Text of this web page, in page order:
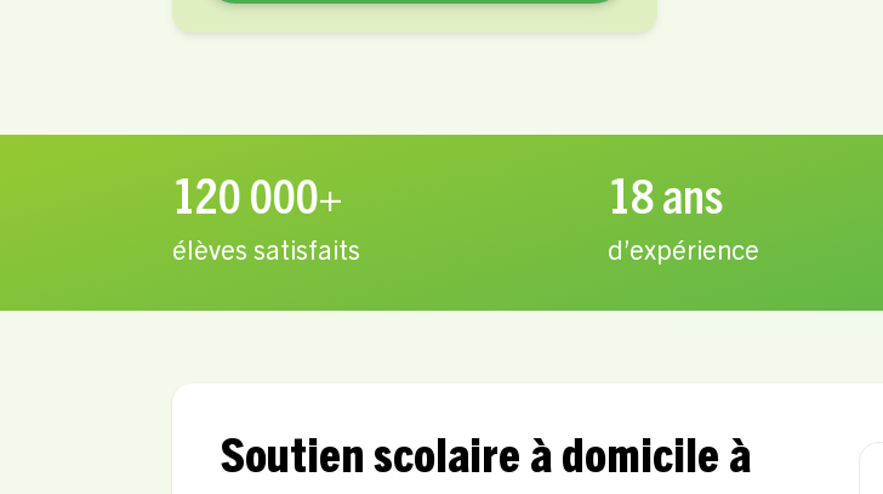
120 000+
élèves satisfaits
18 ans
d’expérience
Soutien scolaire à domicile à